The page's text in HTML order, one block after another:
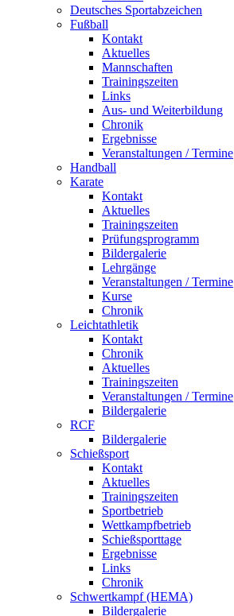
Deutsches Sportabzeichen
Fußball
Kontakt
Aktuelles
Mannschaften
Trainingszeiten
Links
Aus- und Weiterbildung
Chronik
Ergebnisse
Veranstaltungen / Termine
Handball
Karate
Kontakt
Aktuelles
Trainingszeiten
Prüfungsprogramm
Bildergalerie
Lehrgänge
Veranstaltungen / Termine
Kurse
Chronik
Leichtathletik
Kontakt
Chronik
Aktuelles
Trainingszeiten
Veranstaltungen / Termine
Bildergalerie
RCF
Bildergalerie
Schießsport
Kontakt
Aktuelles
Trainingszeiten
Sportbetrieb
Wettkampfbetrieb
Schießsporttage
Ergebnisse
Links
Chronik
Schwertkampf (HEMA)
Bildergalerie